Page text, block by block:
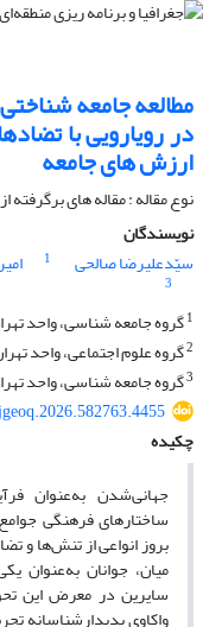
مطالعه جامعه
در رویارویی با
ارزش های جامعه
نوع مقاله : مقاله های برگرفته
نویسندگان
سیّدعلیرضا صالحی
1
3
1گروه جامعه شناسی، واحد
2گروه علوم اجتماعی، واحد
3گروه جامعه شناسی، واحد
چکیده
جهانی‌شدن به‌عنوان
ساختارهای فرهنگی
بروز انواعی از تنش‌ها و
میان، جوانان به‌عنوان
سایرین در معرض این